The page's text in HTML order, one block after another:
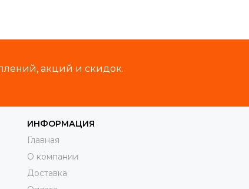
акций и скидок.
ИНФОРМАЦИЯ
Главная
О компании
Доставка